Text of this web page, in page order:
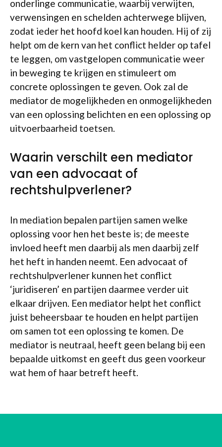
onderlinge communicatie, waarbij verwijten,
verwensingen en schelden achterwege blijven,
zodat ieder het hoofd koel kan houden. Hij of zij
helpt om de kern van het conflict helder op tafel
te leggen, om vastgelopen communicatie weer
in beweging te krijgen en stimuleert om
concrete oplossingen te geven. Ook zal de
mediator de mogelijkheden en onmogelijkheden
van een oplossing belichten en een oplossing op
uitvoerbaarheid toetsen.
Waarin verschilt een mediator
van een advocaat of
rechtshulpverlener?
In mediation bepalen partijen samen welke
oplossing voor hen het beste is; de meeste
invloed heeft men daarbij als men daarbij zelf
het heft in handen neemt. Een advocaat of
rechtshulpverlener kunnen het conflict
‘juridiseren’ en partijen daarmee verder uit
elkaar drijven. Een mediator helpt het conflict
juist beheersbaar te houden en helpt partijen
om samen tot een oplossing te komen. De
mediator is neutraal, heeft geen belang bij een
bepaalde uitkomst en geeft dus geen voorkeur
wat hem of haar betreft heeft.